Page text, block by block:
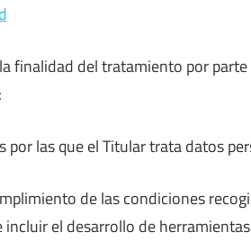
finalidad del tratamiento por
por las que el Titular trata datos
de las condiciones
incluir el desarrollo de